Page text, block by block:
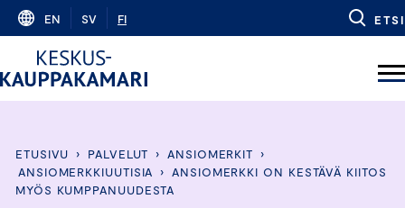
Skip
content
EN SV FI ETSI
ETUSIVU › PALVELUT › ANSIOMERKIT
›
ANSIOMERKKIUUTISIA
› ANSIOMERKKI ON KESTÄVÄ KIITOS
MYÖS KUMPPANUUDESTA